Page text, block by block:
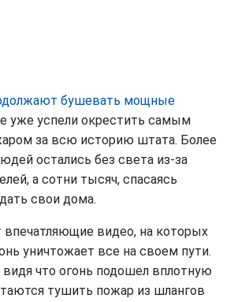
бушевать мощные
уже успели окрестить самым
за всю историю штата. Более
остались без света из-за
а сотни тысяч, спасаясь
свои дома.
впечатляющие видео, на которых
уничтожает все на своем пути.
что огонь подошел вплотную
тушить пожар из шлангов